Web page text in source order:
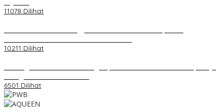
11078 Dilihat
10211 Dilihat
6501 Dilihat